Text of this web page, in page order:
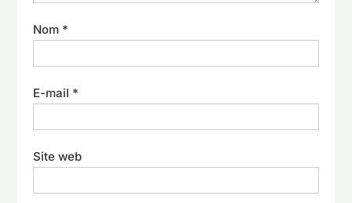
Nom *
E-mail *
Site web